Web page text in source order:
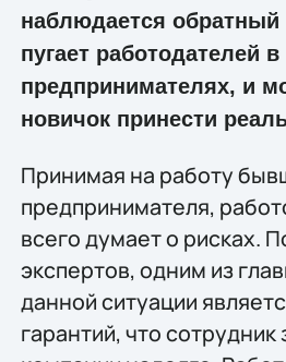
наблюдается обратный
пугает работодателей
предпринимателях, и
новичок принести
Принимая на работу
предпринимателя,
всего думает о рисках.
экспертов, одним из
данной ситуации
гарантий, что сотрудник